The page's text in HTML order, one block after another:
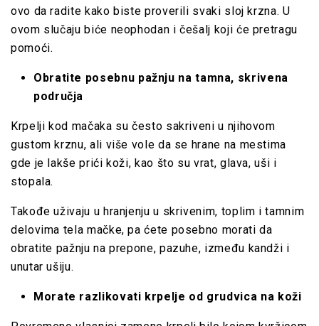
ovo da radite kako biste proverili svaki sloj krzna. U
ovom slučaju biće neophodan i češalj koji će pretragu
pomoći.
Obratite posebnu pažnju na tamna, skrivena
područja
Krpelji kod mačaka su često sakriveni u njihovom
gustom krznu, ali više vole da se hrane na mestima
gde je lakše prići koži, kao što su vrat, glava, uši i
stopala.
Takođe uživaju u hranjenju u skrivenim, toplim i tamnim
delovima tela mačke, pa ćete posebno morati da
obratite pažnju na prepone, pazuhe, između kandži i
unutar ušiju.
Morate razlikovati krpelje od grudvica na koži